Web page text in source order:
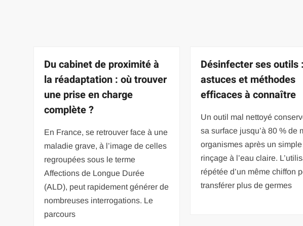
Du cabinet de proximité à
la réadaptation : où trouver
une prise en charge
complète ?
En France, se retrouver face à une
maladie grave, à l’image de celles
regroupées sous le terme
Affections de Longue Durée
(ALD), peut rapidement générer de
nombreuses interrogations. Le
parcours
Désinfecter ses outils :
astuces et méthodes
efficaces à connaître
Un outil mal nettoyé
sa surface jusqu’à 80 % de
organismes après un simple
rinçage à l’eau claire.
répétée d’un même chiffon
transférer plus de germes